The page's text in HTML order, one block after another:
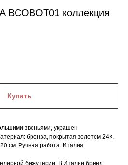
BCOBOT01 коллекция
Купить
звеньями, украшен
бронза, покрытая золотом 24К.
см. Ручная работа. Италия.
бижутерии. В Италии бренд